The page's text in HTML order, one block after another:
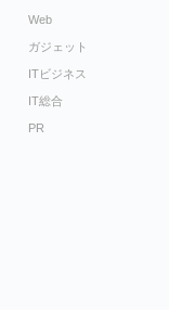
Web
ガジェット
ITビジネス
IT総合
PR